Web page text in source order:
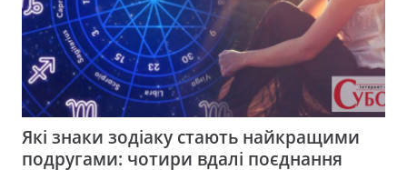
Які знаки зодіаку стають найкращими
подругами: чотири вдалі поєднання